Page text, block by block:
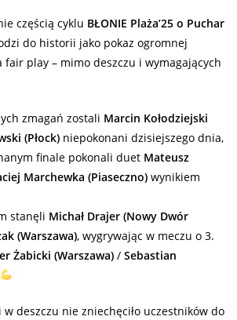
częścią cyklu BŁONIE Plaża’25 o Puchar
do historii jako pokaz ogromnej
play – mimo deszczu i wymagających
zmagań zostali Marcin Kołodziejski
(Płock) niepokonani dzisiejszego dnia,
finale pokonali duet Mateusz
Marchewka (Piaseczno) wynikiem
stanęli Michał Drajer (Nowy Dwór
(Warszawa), wygrywając w meczu o 3.
Żabicki (Warszawa) / Sebastian
deszczu nie zniechęciło uczestników do